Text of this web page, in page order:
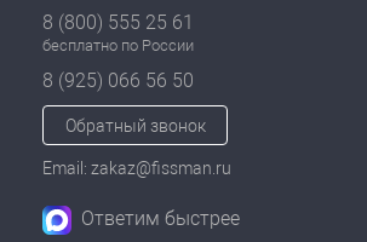
8 (800) 555 25 61
бесплатно по России
8 (925) 066 56 50
Обратный звонок
Email: zakaz@fissman.ru
Ответим быстрее